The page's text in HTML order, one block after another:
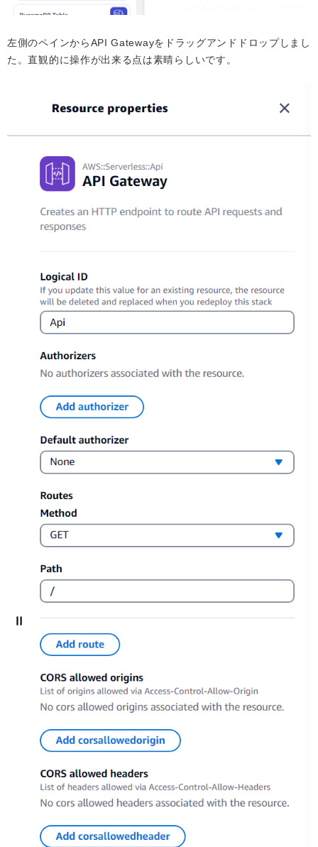
左側のペインからAPI Gatewayをドラッグアンドドロップしまし
た。直観的に操作が出来る点は素晴らしいです。